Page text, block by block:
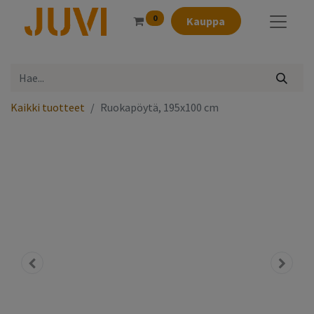
0 Kauppa
Kaikki tuotteet Ruokapöytä, 195x100 cm